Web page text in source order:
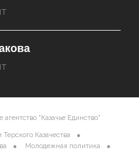
"Казачье Единство"
Терского Казачества
Молодежная политика